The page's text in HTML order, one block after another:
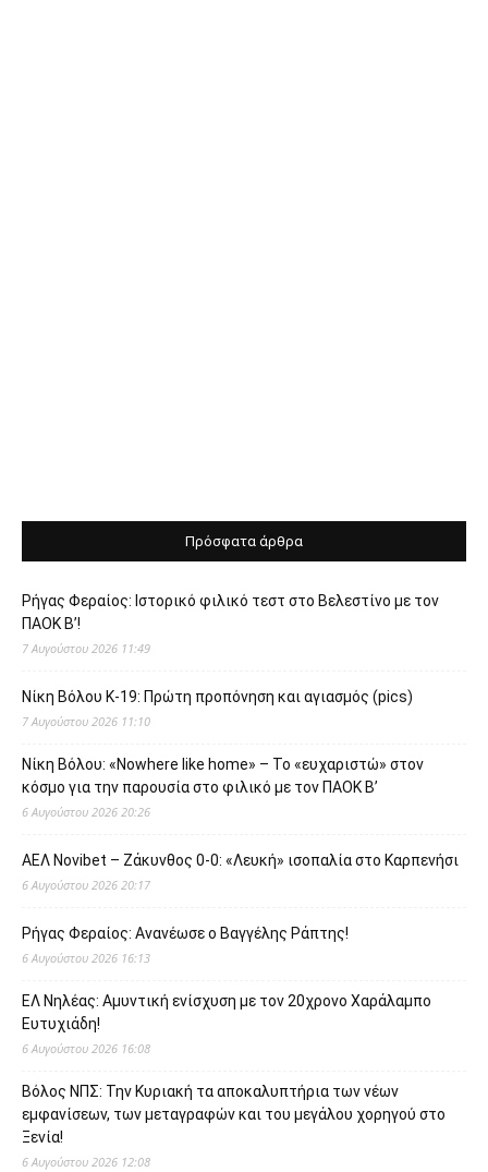
Πρόσφατα άρθρα
Ρήγας Φεραίος: Ιστορικό φιλικό τεστ στο Βελεστίνο με τον
ΠΑΟΚ Β’!
7 Αυγούστου 2026 11:49
Νίκη Βόλου Κ-19: Πρώτη προπόνηση και αγιασμός (pics)
7 Αυγούστου 2026 11:10
Νίκη Βόλου: «Nowhere like home» – Το «ευχαριστώ» στον
κόσμο για την παρουσία στο φιλικό με τον ΠΑΟΚ Β’
6 Αυγούστου 2026 20:26
ΑΕΛ Novibet – Ζάκυνθος 0-0: «Λευκή» ισοπαλία στο Καρπενήσι
6 Αυγούστου 2026 20:17
Ρήγας Φεραίος: Ανανέωσε ο Βαγγέλης Ράπτης!
6 Αυγούστου 2026 16:13
ΕΛ Νηλέας: Αμυντική ενίσχυση με τον 20χρονο Χαράλαμπο
Ευτυχιάδη!
6 Αυγούστου 2026 16:08
Βόλος ΝΠΣ: Την Κυριακή τα αποκαλυπτήρια των νέων
εμφανίσεων, των μεταγραφών και του μεγάλου χορηγού στο
Ξενία!
6 Αυγούστου 2026 12:08